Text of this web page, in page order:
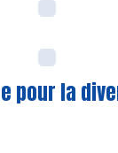
pour la